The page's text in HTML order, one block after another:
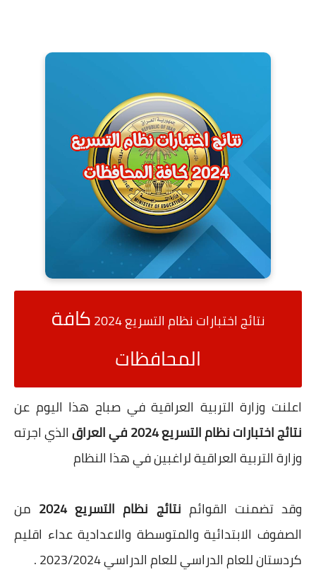
نتائج اختبارات نظام التسريع 2024
كافة
المحافظات
اعلنت وزارة التربية العراقية في صباح هذا اليوم عن
نتائج اختبارات نظام التسريع 2024 في العراق
الذي اجرته
وزارة التربية العراقية لراغبين في هذا النظام
وقد تضمنت القوائم نتائج نظام التسريع 2024
من
الصفوف الابتدائية والمتوسطة والاعدادية عداء اقليم
كردستان للعام الدراسي للعام الدراسي 2023/2024 .